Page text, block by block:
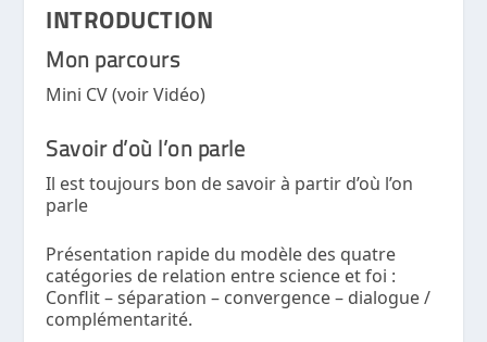
INTRODUCTION
Mon parcours
Mini CV (voir Vidéo)
Savoir d’où l’on parle
Il est toujours bon de savoir à partir d’où l’on
parle
Présentation rapide du modèle des quatre
catégories de relation entre science et foi :
Conflit – séparation – convergence – dialogue /
complémentarité.